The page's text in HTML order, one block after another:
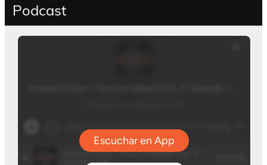
Podcast